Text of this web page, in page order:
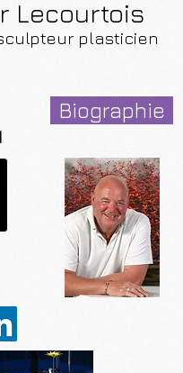
Lecourtois
plasticien
Biographie